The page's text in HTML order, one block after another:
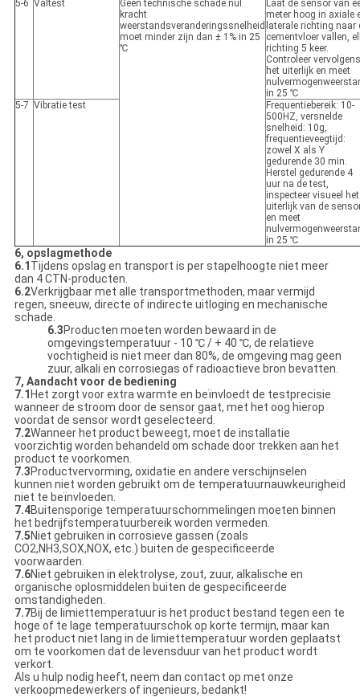
5-6 Valtest
Geen technische schade.nul
kracht
weerstandsveranderingssnelheid
moet minder zijn dan ± 1% in 25
℃
Laat de sensor van
meter hoog in axiale
laterale richting naar
cementvloer vallen,
richting 5 keer.
Controleer vervolgens
het uiterlijk en meet
in 25 ℃
5-7 Vibratie test
Frequentiebereik: 10-
500HZ, versnelde
snelheid: 10g,
frequentieveegtijd:
zowel X als Y
gedurende 30 min.
Herstel gedurende 4
uur na de test,
inspecteer visueel het
uiterlijk van de
en meet
in 25 ℃
6, opslagmethode
6.1 Tijdens opslag en transport is per stapelhoogte niet meer
dan 4 CTN-producten.
6.2Verkrijgbaar met alle transportmethoden, maar vermijd
regen, sneeuw, directe of indirecte uitloging en mechanische
schade.
6.3Producten moeten worden bewaard in de
omgevingstemperatuur - 10 ℃ / + 40 ℃, de relatieve
vochtigheid is niet meer dan 80%, de omgeving mag geen
zuur, alkali en corrosiegas of radioactieve bron bevatten.
7, Aandacht voor de bediening
7.1 Het zorgt voor extra warmte en beïnvloedt de testprecisie
wanneer de stroom door de sensor gaat, met het oog hierop
voordat de sensor wordt geselecteerd.
7.2Wanneer het product beweegt, moet de installatie
voorzichtig worden behandeld om schade door trekken aan het
product te voorkomen.
7.3Productvervorming, oxidatie en andere verschijnselen
kunnen niet worden gebruikt om de temperatuurnauwkeurigheid
niet te beïnvloeden.
7.4Buitensporige temperatuurschommelingen moeten binnen
het bedrijfstemperatuurbereik worden vermeden.
7.5Niet gebruiken in corrosieve gassen (zoals
CO2,NH3,SOX,NOX, etc.) buiten de gespecificeerde
voorwaarden.
7.6Niet gebruiken in elektrolyse, zout, zuur, alkalische en
organische oplosmiddelen buiten de gespecificeerde
omstandigheden.
7.7Bij de limiettemperatuur is het product bestand tegen een te
hoge of te lage temperatuurschok op korte termijn, maar kan
het product niet lang in de limiettemperatuur worden geplaatst
om te voorkomen dat de levensduur van het product wordt
verkort.
Als u hulp nodig heeft, neem dan contact op met onze
verkoopmedewerkers of ingenieurs, bedankt!